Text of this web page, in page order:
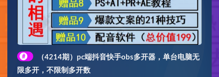
#
（4214期）pc端抖音快手obs多开器，单台电脑无
限多开，不限制多开数